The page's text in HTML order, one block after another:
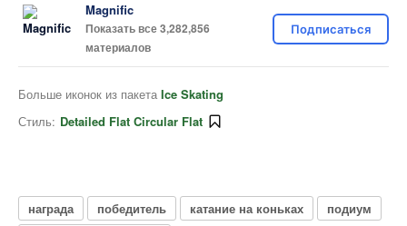
Magnific
Показать все 3,282,856
материалов
Подписаться
Больше иконок из пакета Ice Skating
Стиль: Detailed Flat Circular Flat
награда победитель катание на коньках
подиум